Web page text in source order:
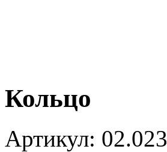
Кольцо
Артикул: 02.023